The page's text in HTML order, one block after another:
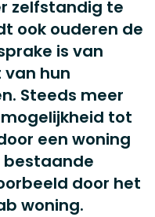
zelfstandig te
ook ouderen de
is van
hun
Steeds meer
tot
een woning
bestaande
door het
woning.